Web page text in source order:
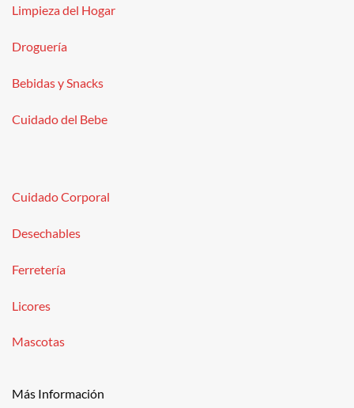
Limpieza del Hogar
Droguería
Bebidas y Snacks
Cuidado del Bebe
Cuidado Corporal
Desechables
Ferretería
Licores
Mascotas
Más Información